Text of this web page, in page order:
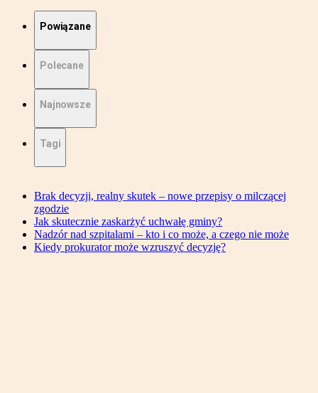
Powiązane
Polecane
Najnowsze
Tagi
Brak decyzji, realny skutek – nowe przepisy o milczącej
zgodzie
Jak skutecznie zaskarżyć uchwałę gminy?
Nadzór nad szpitalami – kto i co może, a czego nie może
Kiedy prokurator może wzruszyć decyzję?